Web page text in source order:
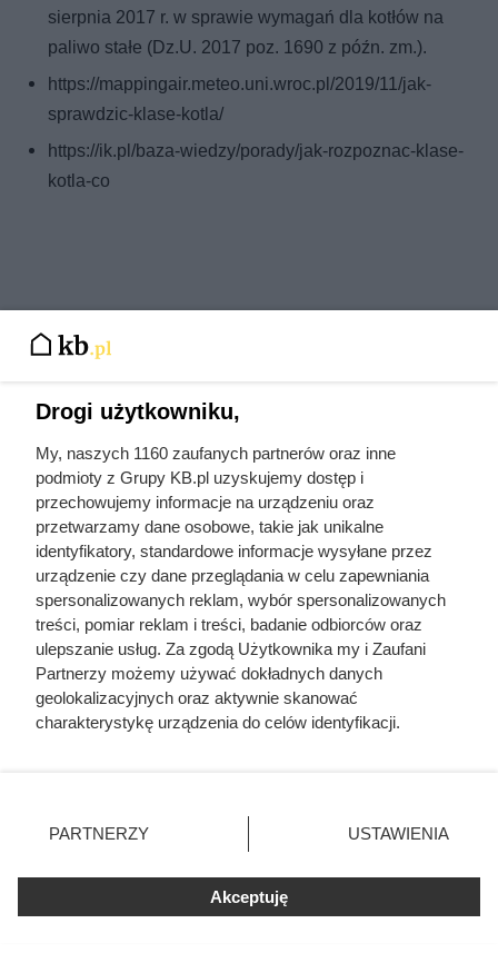
sierpnia 2017 r. w sprawie wymagań dla kotłów na
paliwo stałe (Dz.U. 2017 poz. 1690 z późn. zm.).
https://mappingair.meteo.uni.wroc.pl/2019/11/jak-
sprawdzic-klase-kotla/
https://ik.pl/baza-wiedzy/porady/jak-rozpoznac-klase-
kotla-co
Czytaj także:
Córki Młynarskiego przerwały milczenie. „Żyliśmy
w strachu”
głową w dół. Mroczny i krwawy koniec uczniów
Chrystusa
Miał tylko 16 lat i nie bał się władzy PRL. SB
Drogi użytkowniku,
My, naszych 1160 zaufanych partnerów oraz inne
podmioty z Grupy KB.pl uzyskujemy dostęp i
przechowujemy informacje na urządzeniu oraz
przetwarzamy dane osobowe, takie jak unikalne
identyfikatory, standardowe informacje wysyłane przez
urządzenie czy dane przeglądania w celu zapewniania
spersonalizowanych reklam, wybór spersonalizowanych
treści, pomiar reklam i treści, badanie odbiorców oraz
ulepszanie usług. Za zgodą Użytkownika my i Zaufani
Partnerzy możemy używać dokładnych danych
geolokalizacyjnych oraz aktywnie skanować
charakterystykę urządzenia do celów identyfikacji.
zmienić/wycofać klikając przycisk ustawień prywatności
znajdujący się w lewym dolnym rogu strony. Niektóre
użytkownika, ale masz prawo sprzeciwić się takiemu
przetwarzaniu. Preferencje będą miały zastosowania tylko
PARTNERZY USTAWIENIA
Akceptuję